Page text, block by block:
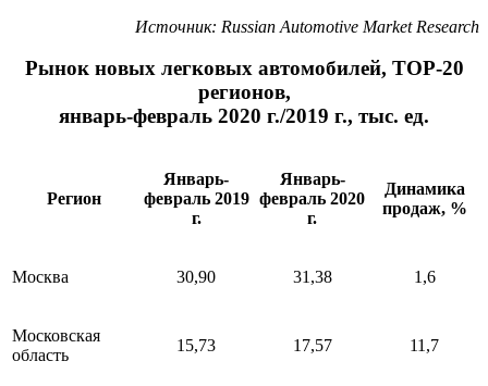
Источник: Russian Automotive Market Research
Рынок новых легковых автомобилей, ТОР-20
регионов,
январь-февраль 2020 г./2019 г., тыс. ед.
Регион
Январь-
февраль 2019
г.
Январь-
февраль 2020
г.
Динамика
продаж, %
Москва 30,90 31,38 1,6
Московская
область
15,73 17,57 11,7